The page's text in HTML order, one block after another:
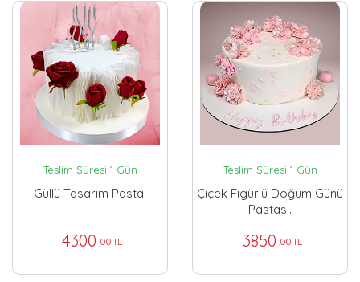
Teslim Süresi 1 Gün
Güllü Tasarım Pasta.
4300 ,00 TL
Teslim Süresi 1 Gün
Çiçek Figürlü Doğum Günü
Pastası.
3850 ,00 TL